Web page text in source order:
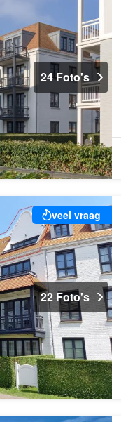
24 Foto's
veel vraag
22 Foto's